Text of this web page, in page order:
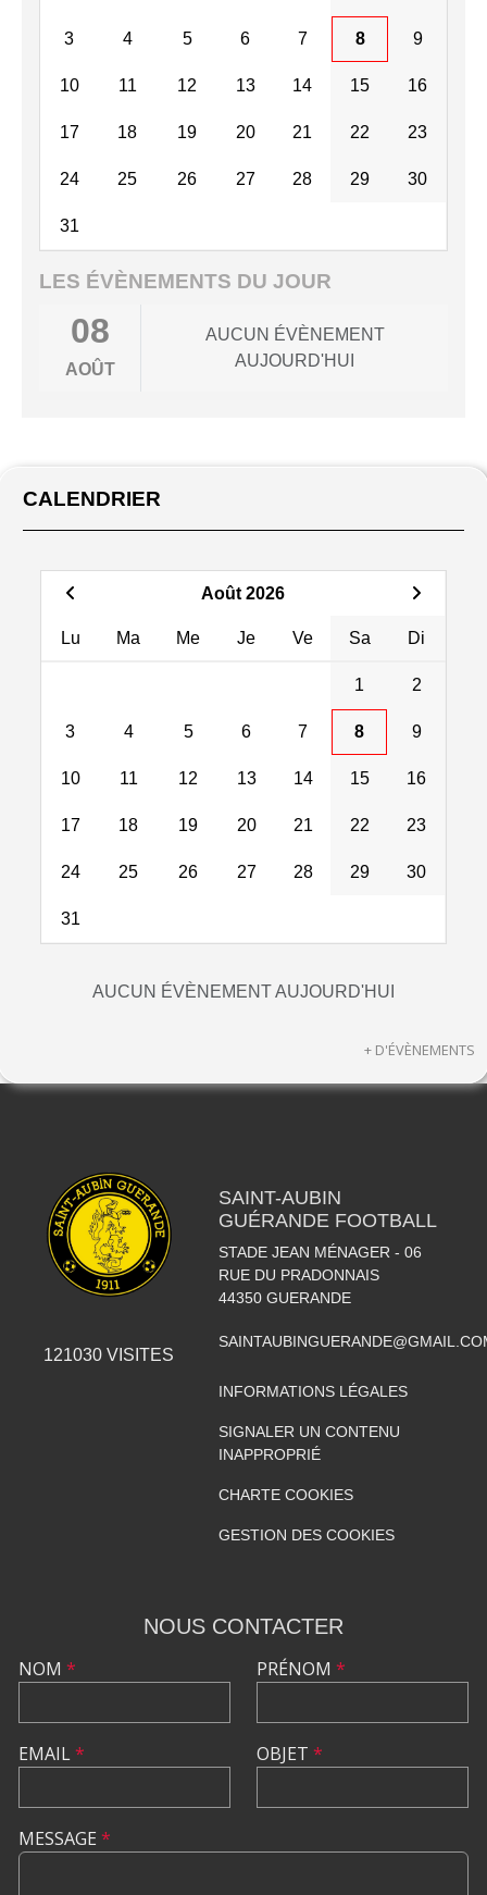
3 4 5 6 7 8 9
10 11 12 13 14 15 16
17 18 19 20 21 22 23
24 25 26 27 28 29 30
31
LES ÉVÈNEMENTS DU JOUR
08
AOÛT
AUCUN ÉVÈNEMENT
AUJOURD'HUI
CALENDRIER
Août 2026
Lu Ma Me Je Ve Sa Di
1 2
3 4 5 6 7 8 9
10 11 12 13 14 15 16
17 18 19 20 21 22 23
24 25 26 27 28 29 30
31
AUCUN ÉVÈNEMENT AUJOURD'HUI
+ D'ÉVÈNEMENTS
121030 VISITES
SAINT-AUBIN
GUÉRANDE FOOTBALL
STADE JEAN MÉNAGER - 06
RUE DU PRADONNAIS
44350 GUERANDE
INFORMATIONS LÉGALES
SIGNALER UN CONTENU
INAPPROPRIÉ
CHARTE COOKIES
GESTION DES COOKIES
NOUS CONTACTER
NOM *
EMAIL*
PRÉNOM *
OBJET *
MESSAGE *